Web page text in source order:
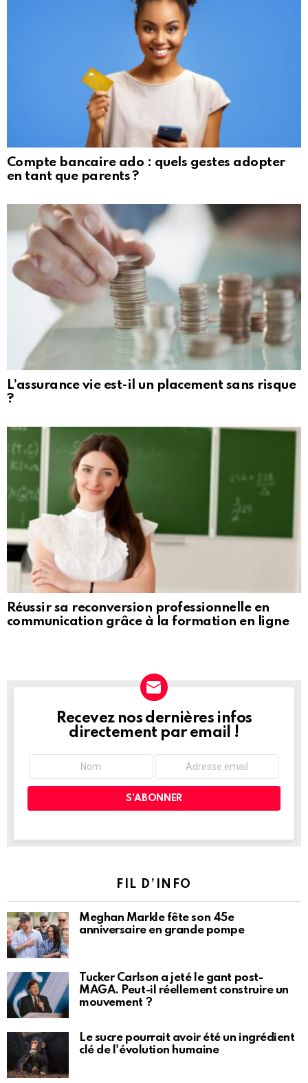
Compte bancaire ado : quels gestes adopter
en tant que parents ?
L’assurance vie est-il un placement sans risque
?
Réussir sa reconversion professionnelle en
communication grâce à la formation en ligne
NEWSLETTER
Recevez nos dernières infos
directement par email !
FIL D’INFO
Meghan Markle fête son 45e
anniversaire en grande pompe
Tucker Carlson a jeté le gant post-
MAGA. Peut-il réellement construire un
mouvement ?
Le sucre pourrait avoir été un ingrédient
clé de l'évolution humaine